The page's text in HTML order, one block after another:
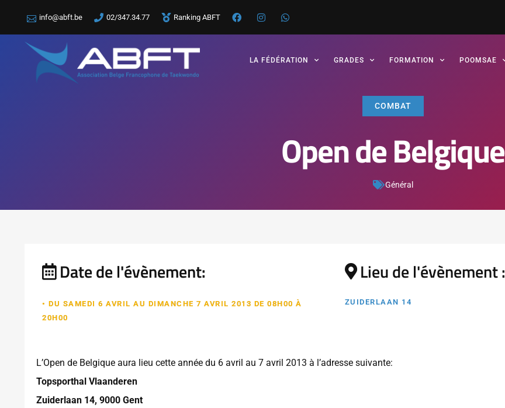
info@abft.be 02/347.34.77 Ranking ABFT
LA FÉDÉRATION GRADES FORMATION POOMSAE
COMBAT
Open de Belgique
Général
Date de l'évènement:
• DU SAMEDI 6 AVRIL AU DIMANCHE 7 AVRIL 2013 DE 08H00 À
20H00
Lieu de l'évènement :
ZUIDERLAAN 14
L’Open de Belgique aura lieu cette année du 6 avril au 7 avril 2013 à l’adresse suivante:
Topsporthal Vlaanderen
Zuiderlaan 14, 9000 Gent